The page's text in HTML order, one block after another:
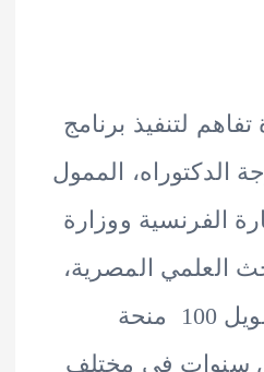
برنامج
الممول
ووزارة
المصرية،
والذي يهدف إلى تمويل 100 منحة
في مختلف